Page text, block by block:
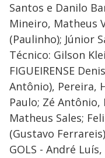
Santos e Danilo
Mineiro, Matheus
(Paulinho); Júnior
Técnico: Gilson
FIGUEIRENSE
Antônio), Pereira,
Paulo; Zé
Matheus Sales;
(Gustavo
GOLS - André